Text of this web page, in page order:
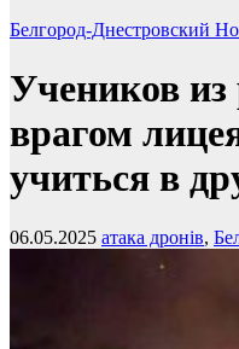
Белгород-Днестровский
Учеников из
врагом
учиться в
06.05.2025 атака дронів,